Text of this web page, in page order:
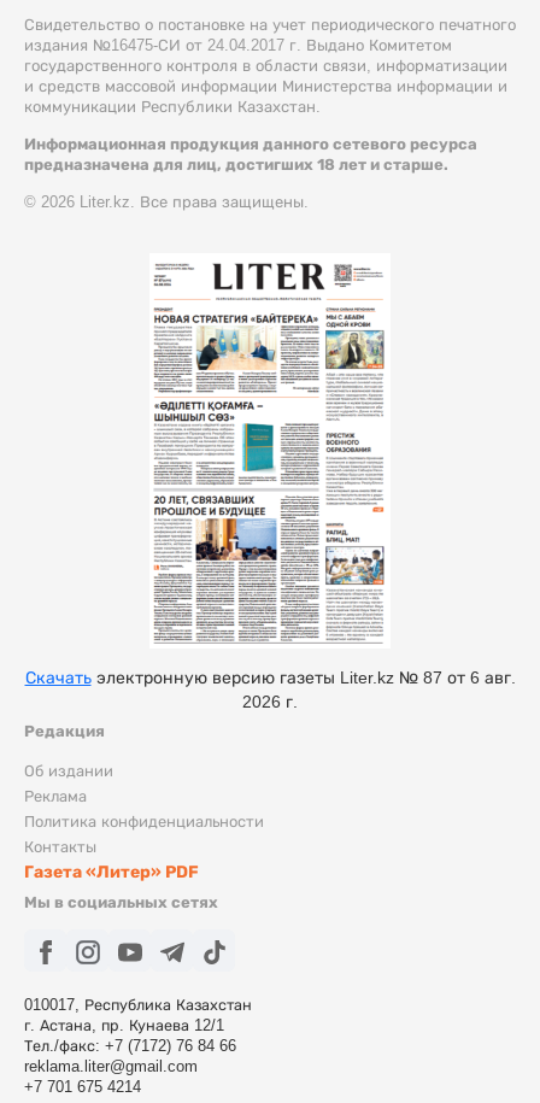
Свидетельство о постановке на учет периодического печатного
издания №16475-СИ от 24.04.2017 г. Выдано Комитетом
государственного контроля в области связи, информатизации
и средств массовой информации Министерства информации и
коммуникации Республики Казахстан.
Информационная продукция данного сетевого ресурса
предназначена для лиц, достигших 18 лет и старше.
© 2026 Liter.kz. Все права защищены.
Редакция
Об издании
Реклама
Политика конфиденциальности
Контакты
Газета «Литер» PDF
Мы в социальных сетях
010017, Республика Казахстан
г. Астана, пр. Кунаева 12/1
Тел./факс: +7 (7172) 76 84 66
reklama.liter@gmail.com
+7 701 675 4214
Скачатьэлектронную версию газеты Liter.kz № 87 от 6 авг.
2026 г.